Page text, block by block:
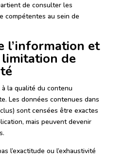
de consulter les
compétentes au sein de
l’information et
limitation de
la qualité du contenu
Les données contenues dans
sont censées être exactes
mais peuvent devenir
l’exactitude ou l’exhaustivité